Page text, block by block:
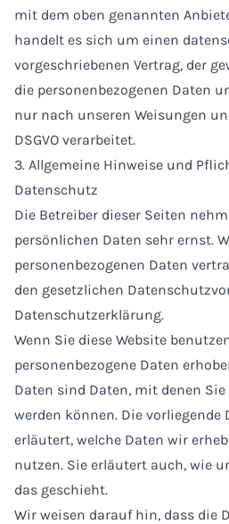
mit dem oben genannten
handelt es sich um einen
vorgeschriebenen Vertrag, der
die personenbezogenen Daten
nur nach unseren Weisungen
DSGVO verarbeitet.
3. Allgemeine Hinweise und
Datenschutz
Die Betreiber dieser Seiten
persönlichen Daten sehr ernst.
personenbezogenen Daten
den gesetzlichen
Datenschutzerklärung.
Wenn Sie diese Website
personenbezogene Daten
Daten sind Daten, mit denen
werden können. Die
erläutert, welche Daten wir
nutzen. Sie erläutert auch, wie
das geschieht.
Wir weisen darauf hin, dass die